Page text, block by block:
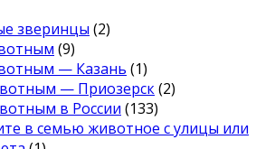
зверинцы (2)
(9)
— Казань (1)
— Приозерск(2)
в России (133)
в семью животное с улицы или